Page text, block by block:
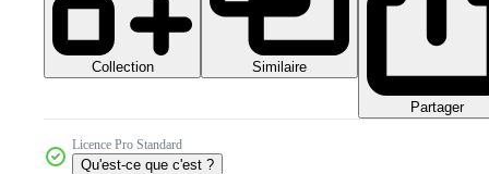
Collection Similaire
Partager
Licence Pro Standard
Qu'est-ce que c'est ?